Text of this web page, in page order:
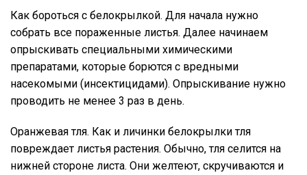
Как бороться с белокрылкой. Для начала нужно
собрать все пораженные листья. Далее начинаем
опрыскивать специальными химическими
препаратами, которые борются с вредными
насекомыми (инсектицидами). Опрыскивание нужно
проводить не менее 3 раз в день.
Оранжевая тля. Как и личинки белокрылки тля
повреждает листья растения. Обычно, тля селится на
нижней стороне листа. Они желтеют, скручиваются и